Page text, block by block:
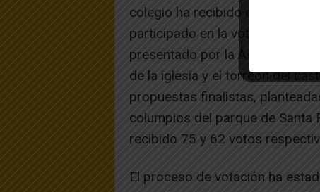
colegio ha recibido el respaldo
participado en la votación. En
presentado por la Asociación
de la iglesia y el torreón del
propuestas finalistas,
columpios del parque de Santa
recibido 75 y 62 votos
El proceso de votación ha